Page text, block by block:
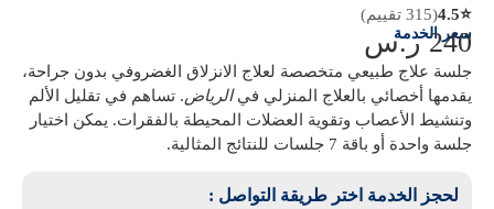
⭐
4.5(315 تقييم)
سعر الخدمة
240 ر.س
جلسة علاج طبيعي متخصصة لعلاج الانزلاق الغضروفي بدون جراحة،
يقدمها أخصائي بالعلاج المنزلي فيالرياض. تساهم في تقليل الألم
وتنشيط الأعصاب وتقوية العضلات المحيطة بالفقرات. يمكن اختيار
جلسة واحدة أو باقة 7 جلسات للنتائج المثالية.
لحجز الخدمة اختر طريقة التواصل :